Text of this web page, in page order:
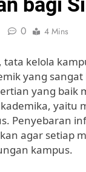
0 4 Mins
tata kelola
yang
yang baik
Penyebaran
agar setiap
kampus.